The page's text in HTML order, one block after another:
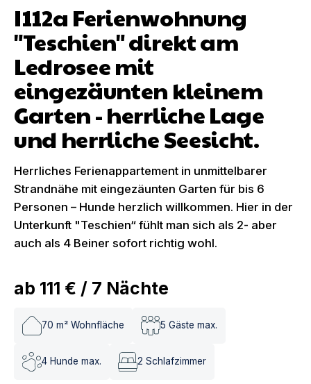
I112a Ferienwohnung
"Teschien" direkt am
Ledrosee mit
eingezäunten kleinem
Garten - herrliche Lage
und herrliche Seesicht.
Herrliches Ferienappartement in unmittelbarer
Strandnähe mit eingezäunten Garten für bis 6
Personen – Hunde herzlich willkommen. Hier in der
Unterkunft "Teschien“ fühlt man sich als 2- aber
auch als 4 Beiner sofort richtig wohl.
ab 111 € / 7 Nächte
70 m² Wohnfläche 5 Gäste max.
4 Hunde max. 2 Schlafzimmer